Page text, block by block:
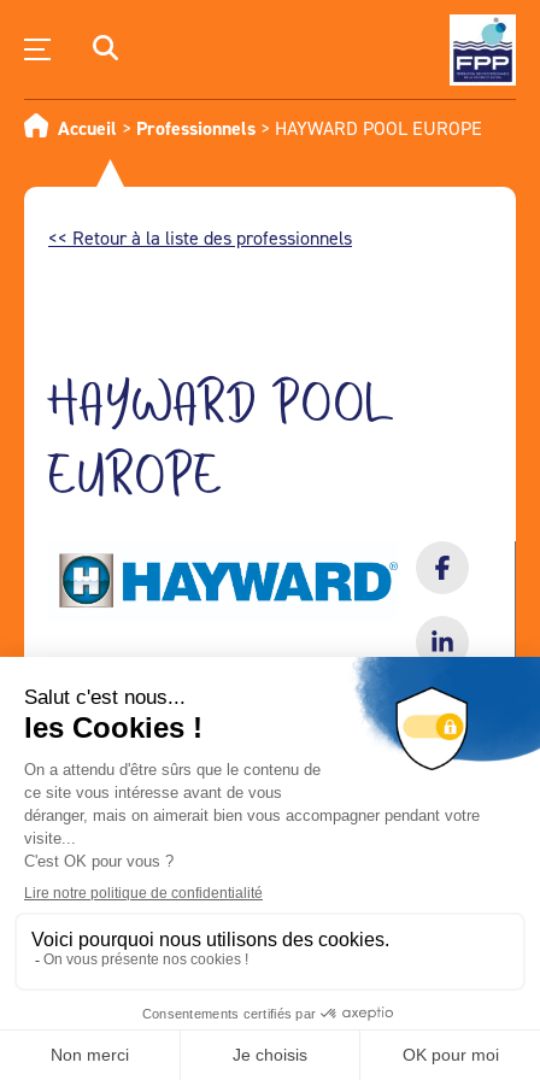
Accueil > Professionnels > HAYWARD POOL EUROPE
<< Retour à la liste des professionnels
HAYWARD POOL
EUROPE
Localisation
PARC IND DE LA PLAINE DE LAIN ALLÉE DES CHÊNES
01150 SAINT-VULBAS
Localiser la société
Déconnexion Mon compte